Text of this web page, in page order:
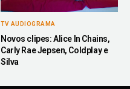
TV AUDIOGRAMA
Novos clipes: Alice In Chains,
Carly Rae Jepsen, Coldplay e
Silva